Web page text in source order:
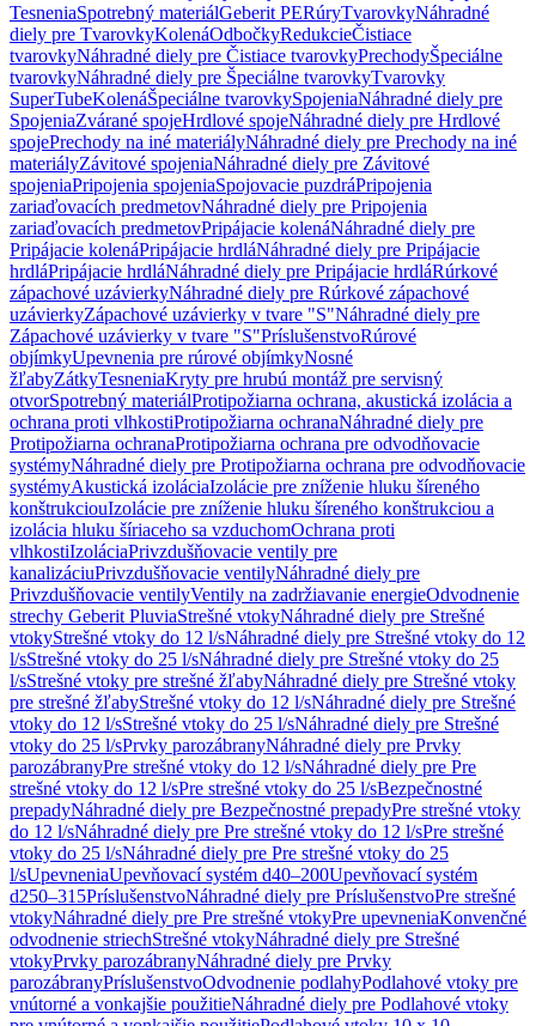
TesneniaSpotrebný materiálGeberit PERúryTvarovkyNáhradné
diely pre TvarovkyKolenáOdbočkyRedukcieČistiace
tvarovkyNáhradné diely pre Čistiace tvarovkyPrechodyŠpeciálne
tvarovkyNáhradné diely pre Špeciálne tvarovkyTvarovky
SuperTubeKolenáŠpeciálne tvarovkySpojeniaNáhradné diely pre
SpojeniaZvárané spojeHrdlové spojeNáhradné diely pre Hrdlové
spojePrechody na iné materiályNáhradné diely pre Prechody na iné
materiályZávitové spojeniaNáhradné diely pre Závitové
spojeniaPripojenia spojeniaSpojovacie puzdráPripojenia
zariaďovacích predmetovNáhradné diely pre Pripojenia
zariaďovacích predmetovPripájacie kolenáNáhradné diely pre
Pripájacie kolenáPripájacie hrdláNáhradné diely pre Pripájacie
hrdláPripájacie hrdláNáhradné diely pre Pripájacie hrdláRúrkové
zápachové uzávierkyNáhradné diely pre Rúrkové zápachové
uzávierkyZápachové uzávierky v tvare "S"Náhradné diely pre
Zápachové uzávierky v tvare "S"PríslušenstvoRúrové
objímkyUpevnenia pre rúrové objímkyNosné
žľabyZátkyTesneniaKryty pre hrubú montáž pre servisný
otvorSpotrebný materiálProtipožiarna ochrana, akustická izolácia a
ochrana proti vlhkostiProtipožiarna ochranaNáhradné diely pre
Protipožiarna ochranaProtipožiarna ochrana pre odvodňovacie
systémyNáhradné diely pre Protipožiarna ochrana pre odvodňovacie
systémyAkustická izoláciaIzolácie pre zníženie hluku šíreného
konštrukciouIzolácie pre zníženie hluku šíreného konštrukciou a
izolácia hluku šíriaceho sa vzduchomOchrana proti
vlhkostiIzoláciaPrivzdušňovacie ventily pre
kanalizáciuPrivzdušňovacie ventilyNáhradné diely pre
Privzdušňovacie ventilyVentily na zadržiavanie energieOdvodnenie
strechy Geberit PluviaStrešné vtokyNáhradné diely pre Strešné
vtokyStrešné vtoky do 12 l/sNáhradné diely pre Strešné vtoky do 12
l/sStrešné vtoky do 25 l/sNáhradné diely pre Strešné vtoky do 25
l/sStrešné vtoky pre strešné žľabyNáhradné diely pre Strešné vtoky
pre strešné žľabyStrešné vtoky do 12 l/sNáhradné diely pre Strešné
vtoky do 12 l/sStrešné vtoky do 25 l/sNáhradné diely pre Strešné
vtoky do 25 l/sPrvky parozábranyNáhradné diely pre Prvky
parozábranyPre strešné vtoky do 12 l/sNáhradné diely pre Pre
strešné vtoky do 12 l/sPre strešné vtoky do 25 l/sBezpečnostné
prepadyNáhradné diely pre Bezpečnostné prepadyPre strešné vtoky
do 12 l/sNáhradné diely pre Pre strešné vtoky do 12 l/sPre strešné
vtoky do 25 l/sNáhradné diely pre Pre strešné vtoky do 25
l/sUpevneniaUpevňovací systém d40–200Upevňovací systém
d250–315PríslušenstvoNáhradné diely pre PríslušenstvoPre strešné
vtokyNáhradné diely pre Pre strešné vtokyPre upevneniaKonvenčné
odvodnenie striechStrešné vtokyNáhradné diely pre Strešné
vtokyPrvky parozábranyNáhradné diely pre Prvky
parozábranyPríslušenstvoOdvodnenie podlahyPodlahové vtoky pre
vnútorné a vonkajšie použitieNáhradné diely pre Podlahové vtoky